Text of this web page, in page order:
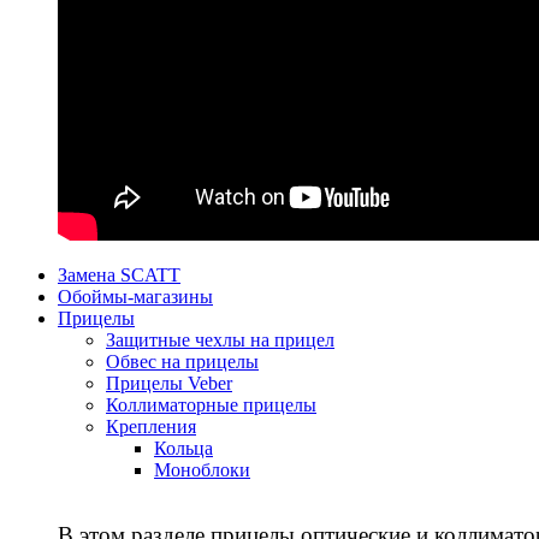
Замена SCATT
Обоймы-магазины
Прицелы
Защитные чехлы на прицел
Обвес на прицелы
Прицелы Veber
Коллиматорные прицелы
Крепления
Кольца
Моноблоки